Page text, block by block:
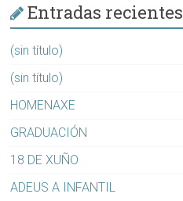
Entradas recientes
(sin título)
(sin título)
HOMENAXE
GRADUACIÓN
18 DE XUÑO
ADEUS A INFANTIL